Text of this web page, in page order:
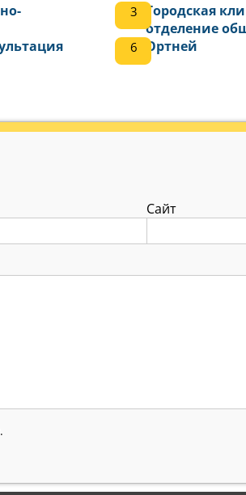
Городская
отделение
Ортней
Сайт